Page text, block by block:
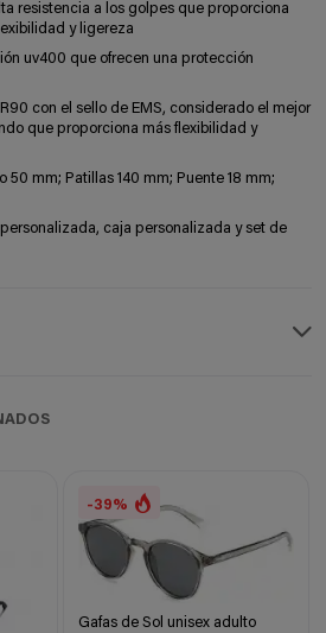
resistencia a los golpes que proporciona
y ligereza
uv400 que ofrecen una protección
con el sello de EMS, considerado el mejor
que proporciona más flexibilidad y
50 mm; Patillas 140 mm; Puente 18 mm;
caja personalizada y set de
-39%
Gafas de Sol unisex adulto